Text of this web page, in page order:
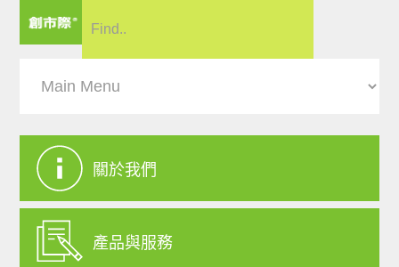
關於我們
產品與服務